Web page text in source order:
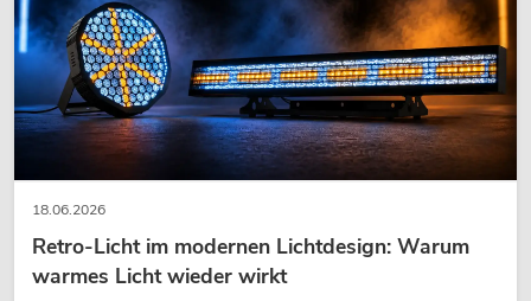
18.06.2026
Retro-Licht im modernen Lichtdesign: Warum
warmes Licht wieder wirkt